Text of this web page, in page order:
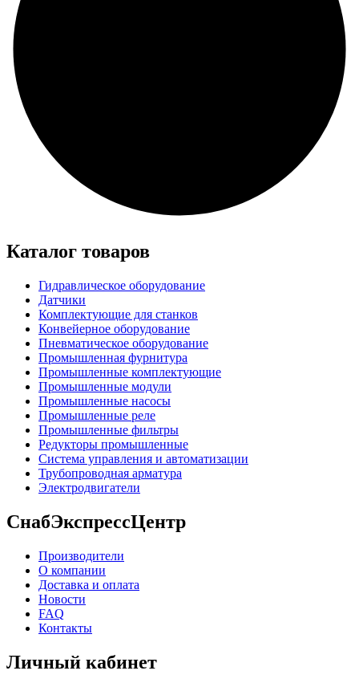
Каталог товаров
Гидравлическое оборудование
Датчики
Комплектующие для станков
Конвейерное оборудование
Пневматическое оборудование
Промышленная фурнитура
Промышленные комплектующие
Промышленные модули
Промышленные насосы
Промышленные реле
Промышленные фильтры
Редукторы промышленные
Система управления и автоматизации
Трубопроводная арматура
Электродвигатели
СнабЭкспрессЦентр
Производители
О компании
Доставка и оплата
Новости
FAQ
Контакты
Личный кабинет